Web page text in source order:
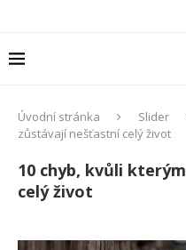
Úvodní stránka Slider
zůstávají nešťastní celý život
10 chyb, kvůli
celý život